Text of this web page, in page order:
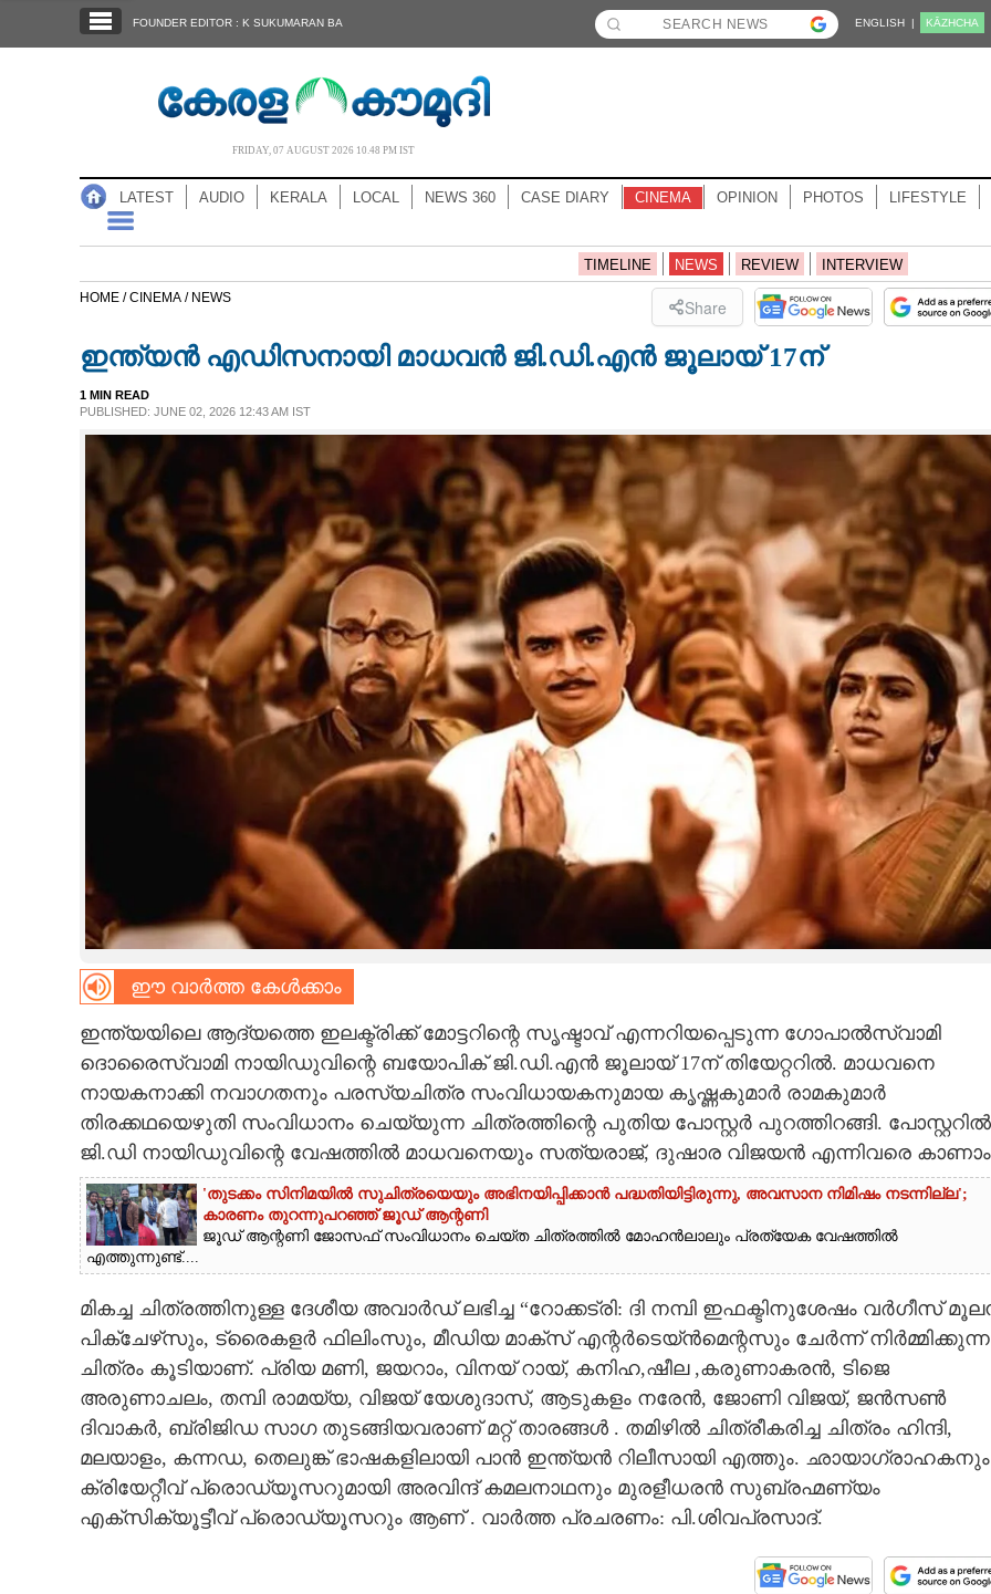
NOTIFIED NEWS
CASE DIARY
CARTOONS
LITERATURE
CONTACT US
FOUNDER EDITOR : K SUKUMARAN BA ENGLISH | KĀZHCHA
FRIDAY, 07 AUGUST 2026 10.48 PM IST
LATEST AUDIO KERALA LOCAL NEWS 360 CASE DIARY CINEMA OPINION PHOTOS LIFESTYLE
TIMELINE NEWS REVIEW INTERVIEW
HOME /CINEMA / NEWS Share
ഇന്ത്യൻ എഡിസനായി മാധവൻ ജി.ഡി.എൻ ജൂലായ് 17ന്
1 MIN READ
PUBLISHED: JUNE 02, 2026 12:43 AM IST
ഈ വാർത്ത കേൾക്കാം
ഇന്ത്യയിലെ ആദ്യത്തെ ഇലക്ട്രിക്ക് മോട്ടറിന്റെ സൃഷ്ടാവ് എന്നറിയപ്പെടുന്ന ഗോപാൽസ്വാമി
ദൊരൈസ്വാമി നായിഡുവിന്റെ ബയോപിക് ജി.ഡി.എൻ ജൂലായ് 17ന് തിയേറ്ററിൽ. മാധവനെ
നായകനാക്കി നവാഗതനും പരസ്യചിത്ര സംവിധായകനുമായ കൃഷ്ണകുമാർ രാമകുമാർ
തിരക്കഥയെഴുതി സംവിധാനം ചെയ്യുന്ന ചിത്രത്തിന്റെ പുതിയ പോസ്റ്റർ പുറത്തിറങ്ങി. പോസ്റ്ററിൽ
ജി.ഡി നായിഡുവിന്റെ വേഷത്തിൽ മാധവനെയും സത്യരാജ്, ദുഷാര വിജയൻ എന്നിവരെ
'തുടക്കം സിനിമയിൽ സുചിത്രയെയും അഭിനയിപ്പിക്കാൻ പദ്ധതിയിട്ടിരുന്നു,​ അവസാന നിമിഷം നടന്നില്ല';
കാരണം തുറന്നുപറഞ്ഞ് ജൂഡ് ആന്റണി
ജൂഡ് ആന്റണി ജോസഫ് സംവിധാനം ചെയ്ത ചിത്രത്തിൽ മോഹൻലാലും പ്രത്യേക വേഷത്തിൽ
എത്തുന്നുണ്ട്....
മികച്ച ചിത്രത്തിനുള്ള ദേശീയ അവാർഡ് ലഭിച്ച “റോക്കട്രി: ദി നമ്പി ഇഫക്ടിനുശേഷം വർഗീസ്
പിക്‌ചേഴ്‌സും, ട്രൈകളർ ഫിലിംസും, മീഡിയ മാക്സ് എന്റർടെയ്ൻമെന്റസും ചേർന്ന് നിർമ്മിക്കുന്ന
ചിത്രം കൂടിയാണ്. പ്രിയ മണി, ജയറാം, വിനയ് റായ്, കനിഹ,ഷീല ,കരുണാകരൻ, ടിജെ
അരുണാചലം, തമ്പി രാമയ്യ, വിജയ് യേശുദാസ്, ആടുകളം നരേൻ, ജോണി വിജയ്, ജൻസൺ
ദിവാകർ, ബ്രിജിഡ സാഗ തുടങ്ങിയവരാണ് മറ്റ് താരങ്ങൾ . തമിഴിൽ ചിത്രീകരിച്ച ചിത്രം ഹിന്ദി,
മലയാളം, കന്നഡ, തെലുങ്ക് ഭാഷകളിലായി പാൻ ഇന്ത്യൻ റിലീസായി എത്തും. ഛായാഗ്രാഹകനും
ക്രിയേറ്റീവ് പ്രൊഡ്യൂസറുമായി അരവിന്ദ് കമലനാഥനും മുരളീധരൻ സുബ്രഹ്മണ്യം
എക്സിക്യൂട്ടീവ് പ്രൊഡ്യൂസറും ആണ് . വാർത്ത പ്രചരണം: പി.ശിവപ്രസാദ്.